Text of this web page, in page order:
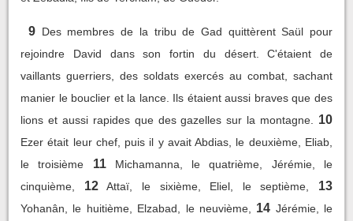
9 Des membres de la tribu de Gad quittèrent Saül pour
rejoindre David dans son fortin du désert. C'étaient de
vaillants guerriers, des soldats exercés au combat, sachant
manier le bouclier et la lance. Ils étaient aussi braves que des
lions et aussi rapides que des gazelles sur la montagne.
10
Ezer était leur chef, puis il y avait Abdias, le deuxième, Eliab,
le troisième
11
Michamanna, le quatrième, Jérémie, le
cinquième,
12 Attaï, le sixième, Eliel, le septième, 13
Yohanân, le huitième, Elzabad, le neuvième, 14 Jérémie, le